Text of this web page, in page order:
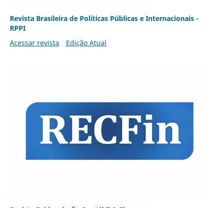
Revista Brasileira de Políticas Públicas e Internacionais -
RPPI
Acessar revista
Edição Atual